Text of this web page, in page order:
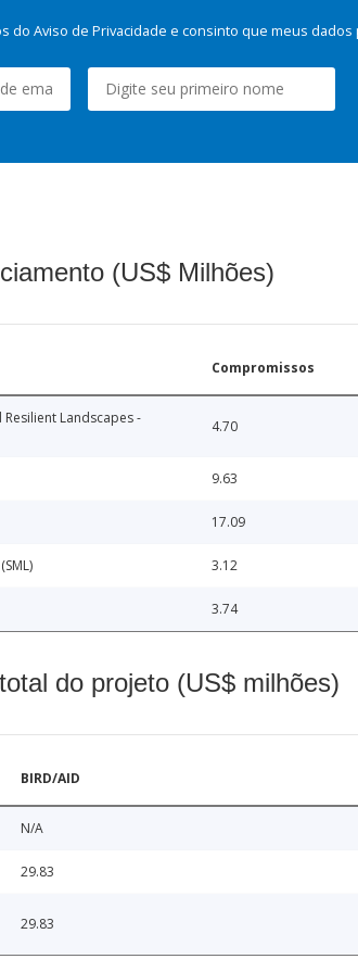
do Aviso de Privacidade e consinto que meus
(US$ Milhões)
Compromissos
Landscapes -
4.70
9.63
17.09
3.12
3.74
do projeto (US$ milhões)
BIRD/AID
N/A
29.83
29.83